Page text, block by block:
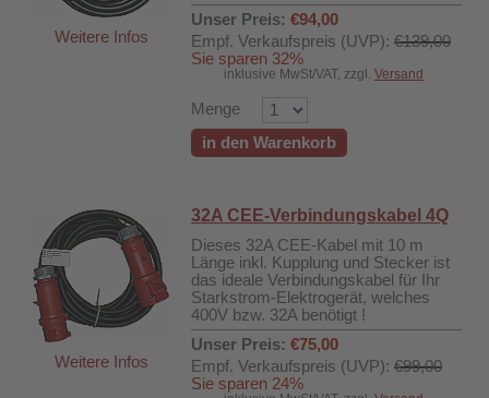
Weitere Infos
Unser Preis: €94,00
Empf. Verkaufspreis (UVP): €139,00
Sie sparen 32%
inklusive MwSt/VAT, zzgl. Versand
Menge
in den Warenkorb
Weitere Infos
32A CEE-Verbindungskabel 4Q
Dieses 32A CEE-Kabel mit 10 m
Länge inkl. Kupplung und Stecker ist
das ideale Verbindungskabel für Ihr
Starkstrom-Elektrogerät, welches
400V bzw. 32A benötigt !
Unser Preis: €75,00
Empf. Verkaufspreis (UVP): €99,00
Sie sparen 24%